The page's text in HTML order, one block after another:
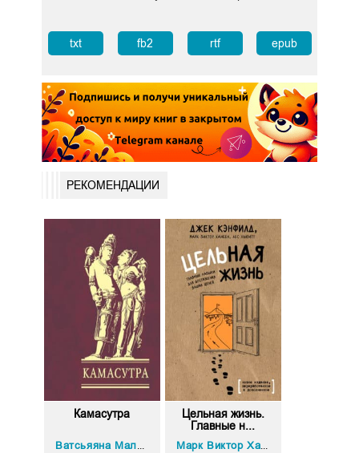
txt fb2 rtf epub
РЕКОМЕНДАЦИИ
Камасутра
Ватсьяяна Малланага
Цельная жизнь.
Главные н...
Марк Виктор Хансен